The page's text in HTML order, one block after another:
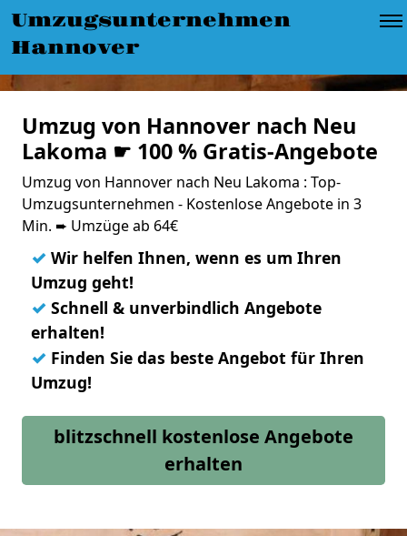
Umzugsunternehmen
Hannover
Umzug von Hannover nach Neu
Lakoma ☛ 100 % Gratis-Angebote
Umzug von Hannover nach Neu Lakoma : Top-
Umzugsunternehmen - Kostenlose Angebote in 3
Min. ➨ Umzüge ab 64€
✓ Wir helfen Ihnen, wenn es um Ihren
Umzug geht!
✓ Schnell & unverbindlich Angebote
erhalten!
✓ Finden Sie das beste Angebot für Ihren
Umzug!
blitzschnell kostenlose Angebote
erhalten